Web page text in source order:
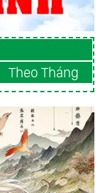
Theo Tháng